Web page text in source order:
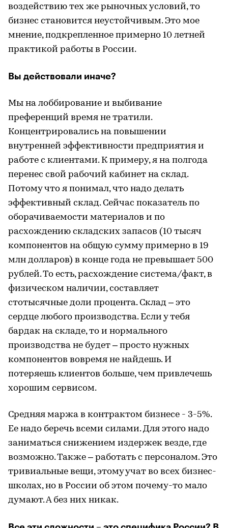
воздействию тех же рыночных условий, то
бизнес становится неустойчивым. Это мое
мнение, подкрепленное примерно 10 летней
практикой работы в России.
Вы действовали иначе?
Мы на лоббирование и выбивание
преференций время не тратили.
Концентрировались на повышении
внутренней эффективности предприятия и
работе с клиентами. К примеру, я на полгода
перенес свой рабочий кабинет на склад.
Потому что я понимал, что надо делать
эффективный склад. Сейчас показатель по
оборачиваемости материалов и по
расхождению складских запасов (10 тысяч
компонентов на общую сумму примерно в 19
млн долларов) в конце года не превышает 500
рублей. То есть, расхождение система/факт, в
физическом наличии, составляет
стотысячные доли процента. Склад – это
сердце любого производства. Если у тебя
бардак на складе, то и нормального
производства не будет – просто нужных
компонентов вовремя не найдешь. И
потеряешь клиентов больше, чем привлечешь
хорошим сервисом.
Средняя маржа в контрактом бизнесе - 3-5%.
Ее надо беречь всеми силами. Для этого надо
заниматься снижением издержек везде, где
возможно. Также – работать с персоналом. Это
тривиальные вещи, этому учат во всех бизнес-
школах, но в России об этом почему-то мало
думают. А без них никак.